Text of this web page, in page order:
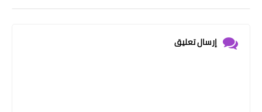
إرسال تعليق